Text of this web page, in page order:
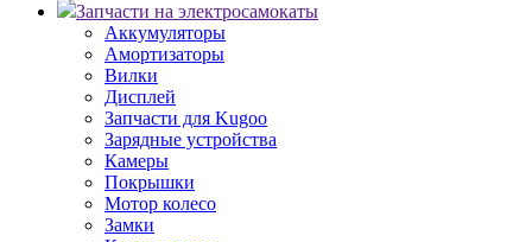
Запчасти на электросамокаты
Аккумуляторы
Амортизаторы
Вилки
Дисплей
Запчасти для Kugoo
Зарядные устройства
Камеры
Покрышки
Мотор колесо
Замки